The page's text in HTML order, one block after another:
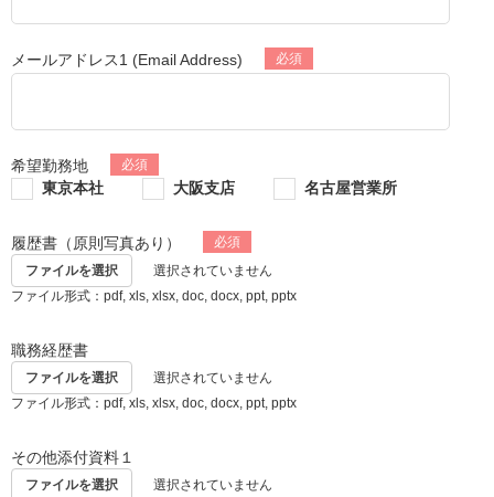
メールアドレス1 (Email Address)
希望勤務地
東京本社
大阪支店 名古屋営業所
履歴書（原則写真あり）
ファイルを選択
選択されていません
ファイル形式：pdf, xls, xlsx, doc, docx, ppt, pptx
職務経歴書
ファイルを選択
選択されていません
ファイル形式：pdf, xls, xlsx, doc, docx, ppt, pptx
その他添付資料１
ファイルを選択 選択されていません